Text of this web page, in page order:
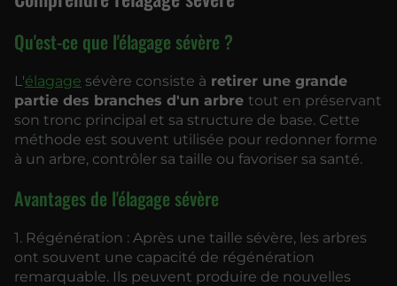
Qu'est-ce que l'élagage sévère ?
L'élagage sévère consiste à retirer une grande
partie des branches d'un arbre tout en préservant
son tronc principal et sa structure de base. Cette
méthode est souvent utilisée pour redonner forme
à un arbre, contrôler sa taille ou favoriser sa santé.
Avantages de l'élagage sévère
1. Régénération : Après une taille sévère, les arbres
ont souvent une capacité de régénération
remarquable. Ils peuvent produire de nouvelles